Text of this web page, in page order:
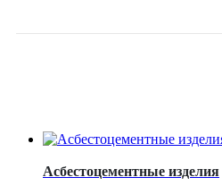
Асбестоцементные изделия